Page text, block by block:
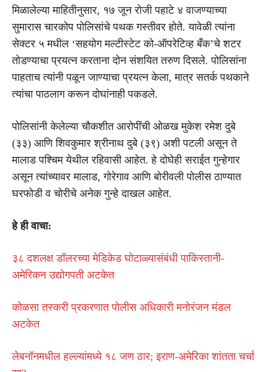
मिळालेल्या माहितीनुसार, १७ जून रोजी पहाटे ४ वाजण्याच्या
सुमारास चारकोप पोलिसांचे पथक गस्तीवर होते. यावेळी त्यांना
सेक्टर ५ मधील ‘सहयोग मल्टीस्टेट को-ऑपरेटिव्ह बँक’चे शटर
तोडण्याचा प्रयत्न करताना दोन संशयित तरुण दिसले. पोलिसांना
पाहताच त्यांनी पळून जाण्याचा प्रयत्न केला, मात्र सतर्क पथकाने
त्यांचा पाठलाग करून दोघांनाही पकडले.
पोलिसांनी केलेल्या चौकशीत आरोपींची ओळख मुकेश रमेश दुबे
(३३) आणि शिवकुमार श्रीनाथ दुबे (३९) अशी पटली असून ते
मालाड पश्चिम येथील रहिवासी आहेत. हे दोघेही सराईत गुन्हेगार
असून त्यांच्यावर मालाड, गोरेगाव आणि बोरीवली पोलीस ठाण्यात
घरफोडी व चोरीचे अनेक गुन्हे दाखल आहेत.
हे ही वाचा:
३८ दशलक्ष डॉलरच्या मेडिकेड घोटाळ्यासंबंधी पाकिस्तानी-
अमेरिकन उद्योगपती अटकेत
कोळसा तस्करी प्रकरणात पोलीस अधिकारी मनोरंजन मंडल
अटकेत
लेबनॉनमधील हल्ल्यांमध्ये १८ जण ठार; इराण-अमेरिका शांतता चर्चा